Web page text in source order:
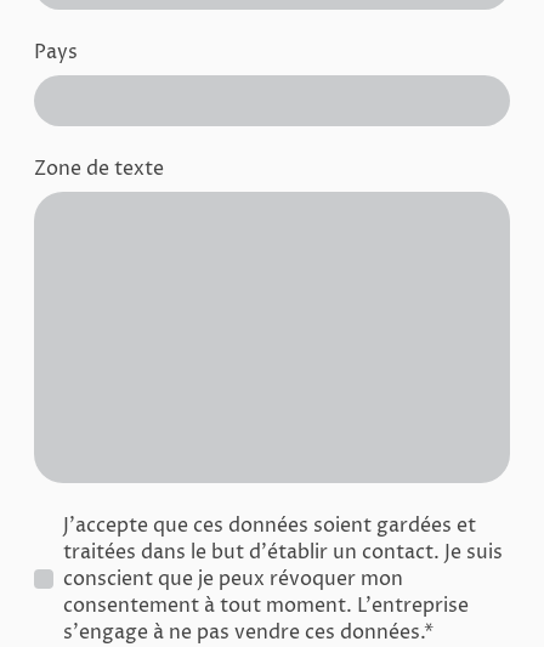
Pays
Zone de texte
J'accepte que ces données soient gardées et
traitées dans le but d'établir un contact. Je suis
conscient que je peux révoquer mon
consentement à tout moment. L'entreprise
s'engage à ne pas vendre ces données.*